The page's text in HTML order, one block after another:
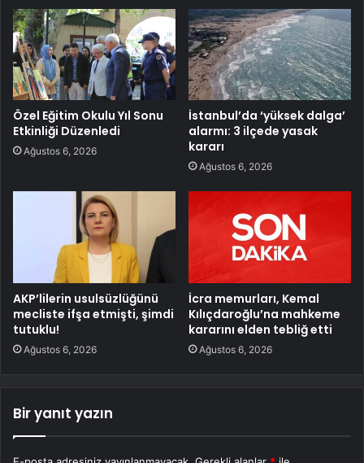
Özel Eğitim Okulu Yıl Sonu
Etkinliği Düzenledi
Ağustos 6, 2026
İstanbul’da ‘yüksek dalga’
alarmı: 3 ilçede yasak
kararı
Ağustos 6, 2026
AKP’lilerin usulsüzlüğünü
mecliste ifşa etmişti, şimdi
tutuklu!
Ağustos 6, 2026
İcra memurları, Kemal
Kılıçdaroğlu’na mahkeme
kararını elden tebliğ etti
Ağustos 6, 2026
Bir yanıt yazın